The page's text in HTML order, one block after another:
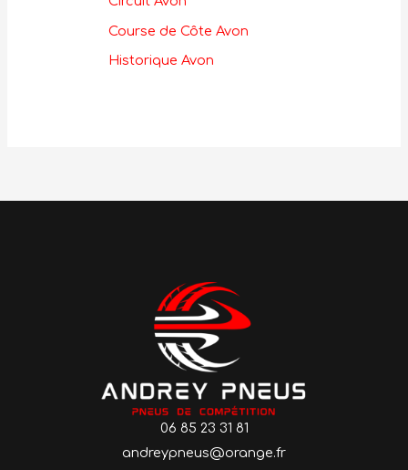
Course de Côte Avon
Historique Avon
06 85 23 31 81
andreypneus@orange.fr